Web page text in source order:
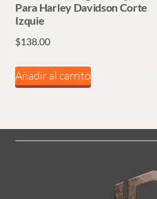
Para Harley Davidson Corte
Izquie
$138.00
Añadir al carrito